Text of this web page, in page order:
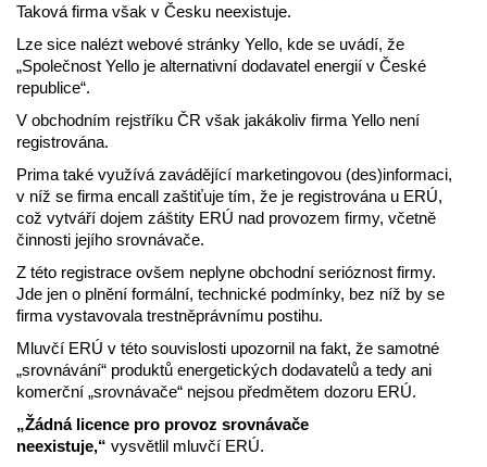
Taková firma však v Česku neexistuje.
Lze sice nalézt webové stránky Yello, kde se uvádí, že
„Společnost Yello je alternativní dodavatel energií v České
republice“.
V obchodním rejstříku ČR však jakákoliv firma Yello není
registrována.
Prima také využívá zavádějící marketingovou (des)informaci,
v níž se firma encall zaštiťuje tím, že je registrována u ERÚ,
což vytváří dojem záštity ERÚ nad provozem firmy, včetně
činnosti jejího srovnávače.
Z této registrace ovšem neplyne obchodní serióznost firmy.
Jde jen o plnění formální, technické podmínky, bez níž by se
firma vystavovala trestněprávnímu postihu.
Mluvčí ERÚ v této souvislosti upozornil na fakt, že samotné
„srovnávání“ produktů energetických dodavatelů a tedy ani
komerční „srovnávače“ nejsou předmětem dozoru ERÚ.
„Žádná licence pro provoz srovnávače
neexistuje,“ vysvětlil mluvčí ERÚ.